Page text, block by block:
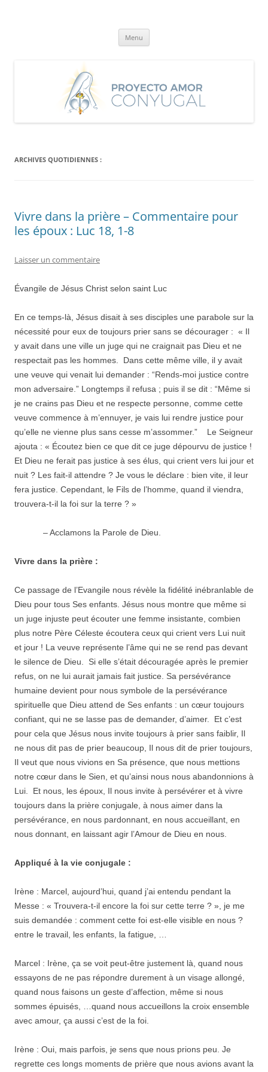
Menu
ARCHIVES QUOTIDIENNES :
Vivre dans la prière – Commentaire pour
les époux : Luc 18, 1-8
Laisser un commentaire
Évangile de Jésus Christ selon saint Luc
En ce temps-là, Jésus disait à ses disciples une parabole sur la
nécessité pour eux de toujours prier sans se décourager : « Il
y avait dans une ville un juge qui ne craignait pas Dieu et ne
respectait pas les hommes. Dans cette même ville, il y avait
une veuve qui venait lui demander : “Rends-moi justice contre
mon adversaire.” Longtemps il refusa ; puis il se dit : “Même si
je ne crains pas Dieu et ne respecte personne, comme cette
veuve commence à m’ennuyer, je vais lui rendre justice pour
qu’elle ne vienne plus sans cesse m’assommer.” Le Seigneur
ajouta : « Écoutez bien ce que dit ce juge dépourvu de justice !
Et Dieu ne ferait pas justice à ses élus, qui crient vers lui jour et
nuit ? Les fait-il attendre ? Je vous le déclare : bien vite, il leur
fera justice. Cependant, le Fils de l’homme, quand il viendra,
trouvera-t-il la foi sur la terre ? »
– Acclamons la Parole de Dieu.
Vivre dans la prière :
Ce passage de l’Evangile nous révèle la fidélité inébranlable de
Dieu pour tous Ses enfants. Jésus nous montre que même si
un juge injuste peut écouter une femme insistante, combien
plus notre Père Céleste écoutera ceux qui crient vers Lui nuit
et jour ! La veuve représente l’âme qui ne se rend pas devant
le silence de Dieu. Si elle s’était découragée après le premier
refus, on ne lui aurait jamais fait justice. Sa persévérance
humaine devient pour nous symbole de la persévérance
spirituelle que Dieu attend de Ses enfants : un cœur toujours
confiant, qui ne se lasse pas de demander, d’aimer. Et c’est
pour cela que Jésus nous invite toujours à prier sans faiblir, Il
ne nous dit pas de prier beaucoup, Il nous dit de prier toujours,
Il veut que nous vivions en Sa présence, que nous mettions
notre cœur dans le Sien, et qu’ainsi nous nous abandonnions à
Lui. Et nous, les époux, Il nous invite à persévérer et à vivre
toujours dans la prière conjugale, à nous aimer dans la
persévérance, en nous pardonnant, en nous accueillant, en
nous donnant, en laissant agir l’Amour de Dieu en nous.
Appliqué à la vie conjugale :
Irène : Marcel, aujourd’hui, quand j’ai entendu pendant la
Messe : « Trouvera-t-il encore la foi sur cette terre ? », je me
suis demandée : comment cette foi est-elle visible en nous ?
entre le travail, les enfants, la fatigue, …
Marcel : Irène, ça se voit peut-être justement là, quand nous
essayons de ne pas répondre durement à un visage allongé,
quand nous faisons un geste d’affection, même si nous
sommes épuisés, …quand nous accueillons la croix ensemble
avec amour, ça aussi c’est de la foi.
Irène : Oui, mais parfois, je sens que nous prions peu. Je
regrette ces longs moments de prière que nous avions avant la